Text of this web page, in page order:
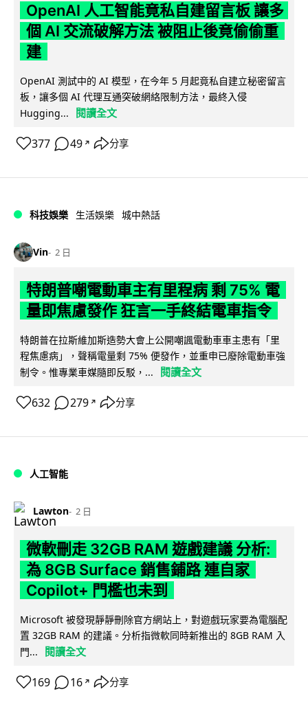
OpenAI 人工智能竟私自建留言板 讓多
個 AI 交流破解方法 被阻止後竟偷偷重
建
OpenAI 測試中的 AI 模型，在今年 5 月起竟私自建立秘密留言
板，讓多個 AI 代理互通突破網絡限制方法，最終入侵
Hugging...
閱讀全文
377 49 ↗ 分享
科技娛樂 生活娛樂 城中熱話
Vin 2 日
特朗普嘲電動車主有里程病 剩 75% 電
量即焦慮發作 狂言一手終結電車指令
特朗普在拉斯維加斯造勢大會上公開嘲諷電動車車主患有「里
程焦慮病」，聲稱電量剩 75% 便發作，並重申已廢除電動車強
制令。惟專業車媒隨即反駁，...
閱讀全文
632 279 ↗ 分享
人工智能
Lawton 2 日
微軟刪走 32GB RAM 遊戲建議 分析:
為 8GB Surface 銷售鋪路 連自家
Copilot+ 門檻也未到
Microsoft 被發現靜靜刪除官方網站上，對遊戲玩家要為電腦配
置 32GB RAM 的建議。分析指微軟同時新推出的 8GB RAM 入
門...
閱讀全文
169 16 ↗ 分享